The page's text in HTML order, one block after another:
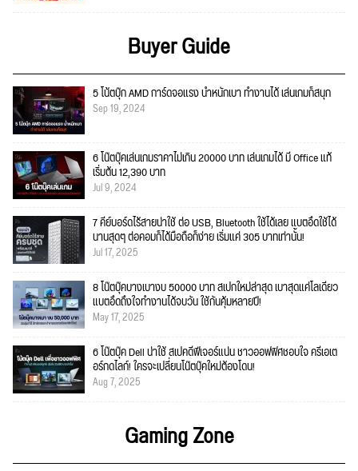
Buyer Guide
5 โน้ตบุ๊ก AMD การ์ดจอแรง น้ำหนักเบา ทำงานได้ เล่นเกมก็สนุก
Sep 19, 2024
6 โน๊ตบุ๊คเล่นเกมราคาไม่เกิน 20000 บาท เล่นเกมได้ มี Office แท้
เริ่มต้น 12,390 บาท
Jul 9, 2024
7 คีย์บอร์ดไร้สายน่าใช้ ต่อ USB, Bluetooth ใช้ได้เลย แบตอึดใช้ได้
นานสุดๆ ต่อคอมก็ได้มือถือก็ง่าย เริ่มแค่ 305 บาทเท่านั้น!
Jul 17, 2025
8 โน๊ตบุ๊คบางเบางบ 50000 บาท สเปกใหม่ล่าสุด เบาสุดแค่โลเดียว
แบตอึดถึงใจทำงานได้จบวัน ใช้กันคุ้มหลายปี!
May 17, 2025
6 โน๊ตบุ๊ค Dell น่าใช้ สเปคดีฟีเจอร์แน่น ชาวออฟฟิศชอบใจ ครีเอเต
อร์กดไลก์! ใครจะเปลี่ยนโน๊ตบุ๊คใหม่ต้องโดน!
Aug 7, 2025
Gaming Zone